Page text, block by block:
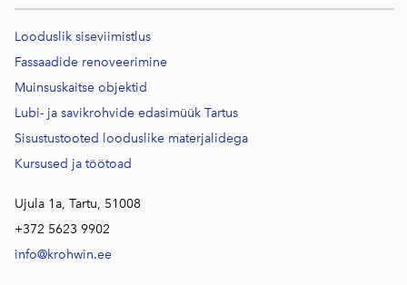
Looduslik siseviimistlus
Fassaadide renoveerimine
Muinsuskaitse objektid
Lubi- ja savikrohvide edasimüük Tartus
Sisustustooted looduslike materjalidega
Kursused ja töötoad
Ujula 1a, Tartu, 51008
+372 5623 9902
info@krohwin.ee